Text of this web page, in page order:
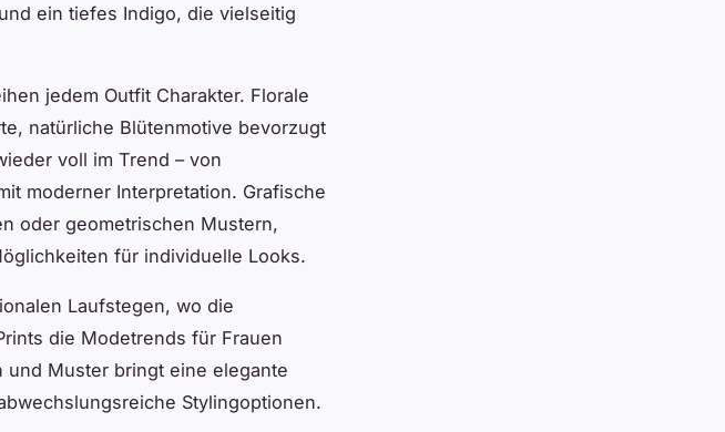
ein tiefes Indigo, die vielseitig
jedem Outfit Charakter. Florale
natürliche Blütenmotive bevorzugt
voll im Trend – von
moderner Interpretation. Grafische
oder geometrischen Mustern,
für individuelle Looks.
Laufstegen, wo die
die Modetrends für Frauen
und Muster bringt eine elegante
Stylingoptionen.